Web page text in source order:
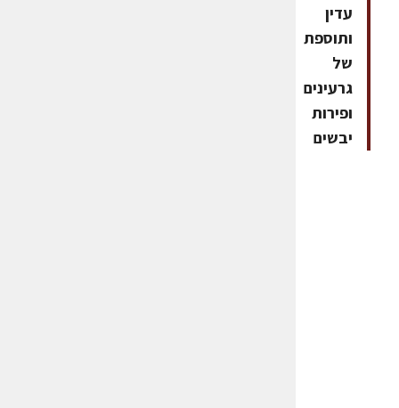
עדין
ותוספת
של
גרעינים
ופירות
יבשים